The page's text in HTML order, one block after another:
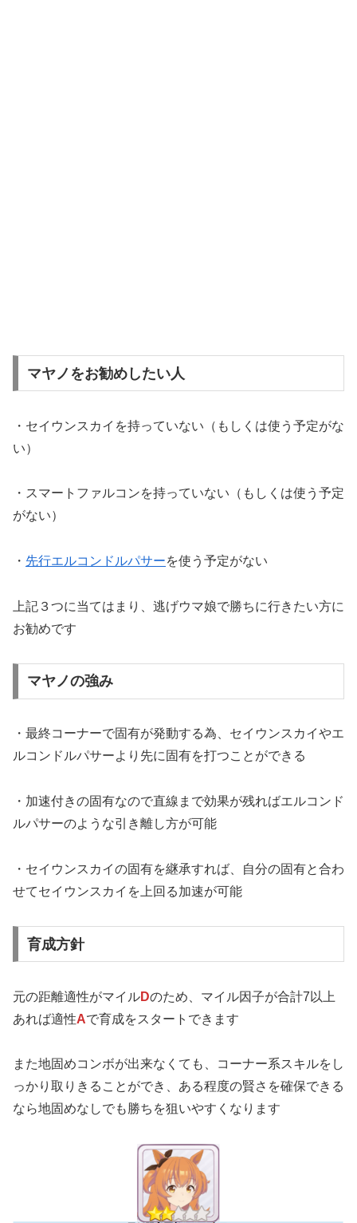
マヤノをお勧めしたい人
・セイウンスカイを持っていない（もしくは使う予定がな
い）
・スマートファルコンを持っていない（もしくは使う予定
がない）
・ 先行エルコンドルパサーを使う予定がない
上記３つに当てはまり、逃げウマ娘で勝ちに行きたい方に
お勧めです
マヤノの強み
・最終コーナーで固有が発動する為、セイウンスカイやエ
ルコンドルパサーより先に固有を打つことができる
・加速付きの固有なので直線まで効果が残ればエルコンド
ルパサーのような引き離し方が可能
・セイウンスカイの固有を継承すれば、自分の固有と合わ
せてセイウンスカイを上回る加速が可能
育成方針
元の距離適性がマイルDのため、マイル因子が合計7以上
あれば適性Aで育成をスタートできます
また地固めコンボが出来なくても、コーナー系スキルをし
っかり取りきることができ、ある程度の賢さを確保できる
なら地固めなしでも勝ちを狙いやすくなります